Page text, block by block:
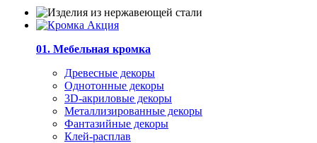
01. Мебельная кромка
Древесные декоры
Однотонные декоры
3D-акриловые декоры
Металлизированные декоры
Фантазийные декоры
Клей-расплав